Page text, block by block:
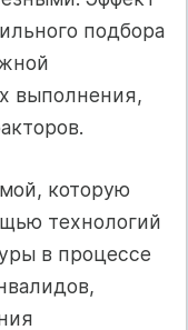
подбора
выполнения,
которую
технологий
в процессе